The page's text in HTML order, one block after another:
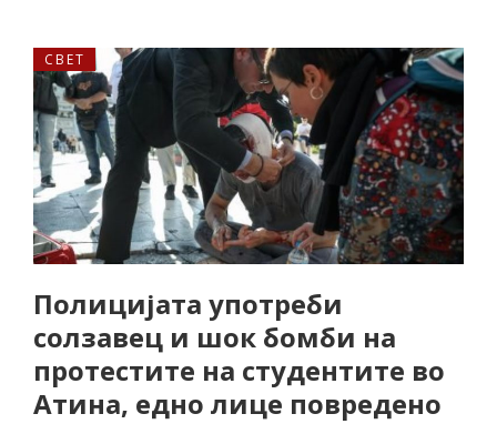
СВЕТ
Полицијата употреби
солзавец и шок бомби на
протестите на студентите во
Атина, едно лице повредено